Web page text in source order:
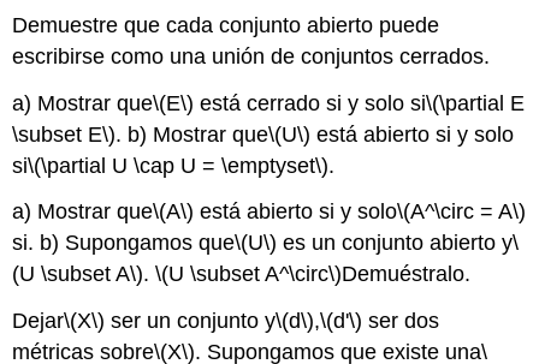
Demuestre que cada conjunto abierto puede
escribirse como una unión de conjuntos cerrados.
a) Mostrar que\(E\) está cerrado si y solo si\(\partial E
\subset E\). b) Mostrar que\(U\) está abierto si y solo
si\(\partial U \cap U = \emptyset\).
a) Mostrar que\(A\) está abierto si y solo\(A^\circ = A\)
si. b) Supongamos que\(U\) es un conjunto abierto y\
(U \subset A\).\(U \subset A^\circ\)Demuéstralo.
Dejar\(X\) ser un conjunto y\(d\),\(d'\) ser dos
métricas sobre\(X\). Supongamos que existe una\